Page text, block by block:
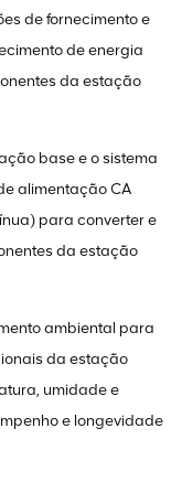
de fornecimento e
de energia
da estação
base e o sistema
alimentação CA
para converter e
da estação
ambiental para
da estação
umidade e
e longevidade